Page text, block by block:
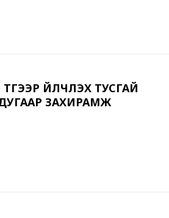
ҮЙЛЧЛЭХ ТУСГАЙ
ЗАХИРАМЖ